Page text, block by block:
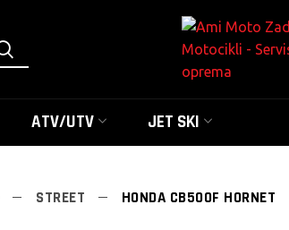
ATV/UTV JET SKI
STREET HONDA CB500F HORNET